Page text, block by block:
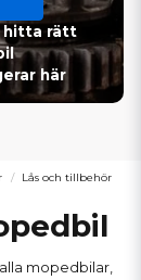
hitta rätt
här
Lås och tillbehör
mopedbilar,